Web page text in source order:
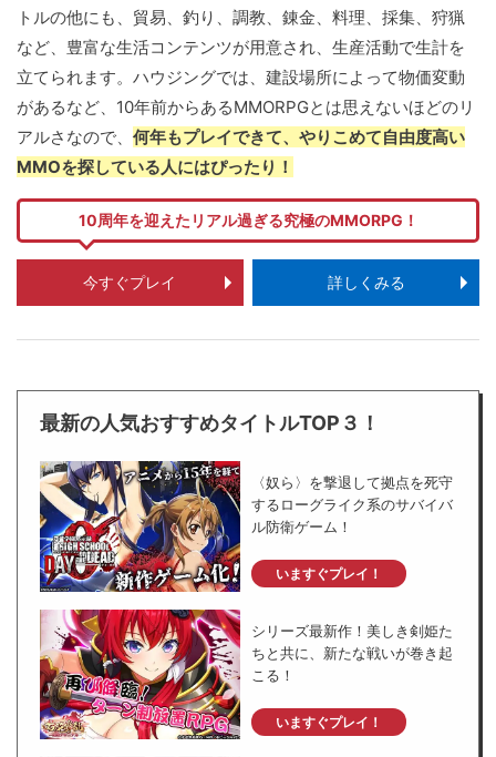
トルの他にも、貿易、釣り、調教、錬金、料理、採集、狩猟
など、豊富な生活コンテンツが用意され、生産活動で生計を
立てられます。ハウジングでは、建設場所によって物価変動
があるなど、10年前からあるMMORPGとは思えないほどのリ
アルさなので、 何年もプレイできて、やりこめて自由度高い
MMOを探している人にはぴったり！
10周年を迎えたリアル過ぎる究極のMMORPG！
今すぐプレイ 詳しくみる
最新の人気おすすめタイトルTOP３！
〈奴ら〉を撃退して拠点を死守
するローグライク系のサバイバ
ル防衛ゲーム！
いますぐプレイ！
シリーズ最新作！美しき剣姫た
ちと共に、新たな戦いが巻き起
こる！
いますぐプレイ！